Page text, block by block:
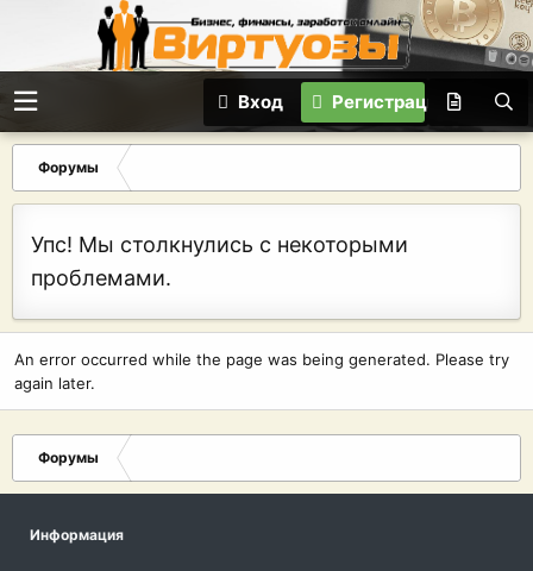
Вход Регистрация
Форумы
Упс! Мы столкнулись с некоторыми
проблемами.
An error occurred while the page was being generated. Please try
again later.
Форумы
Информация